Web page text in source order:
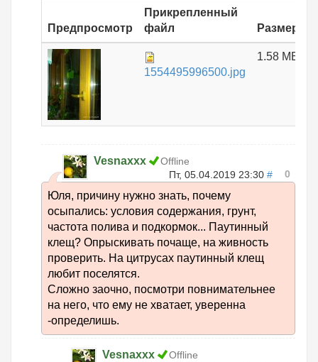
Предпросмотр
Прикрепленный
файл
Размер
1554495996500.jpg
1.58 МБ
Vesnaxxx
Offline
Пт, 05.04.2019 23:30 # 0
Юля, причину нужно знать, почему
осыпались: условия содержания, грунт,
частота полива и подкормок... Паутинный
клещ? Опрыскивать почаще, на живность
проверить. На цитрусах паутинный клещ
любит поселятся.
Сложно заочно, посмотри повнимательнее
на него, что ему не хватает, уверенна
-определишь.
Vesnaxxx
Offline